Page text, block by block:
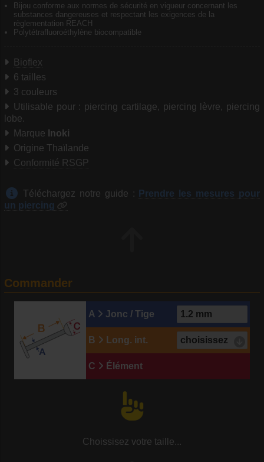
Bijou conforme aux normes de sécurité en vigueur concernant les
substances dangereuses et respectant les exigences de la
règlementation REACH
Polytétrafluoroéthylène biocompatible
Bioflex
6 tailles
3 couleurs
Utilisable pour : piercing cartilage, piercing lèvre, piercing
lobe.
Marque Inoki
Origine Thaïlande
Conformité RSGP
Téléchargez notre guide :
Prendre les mesures pour
un piercing
Commander
A Jonc / Tige
B Long. int.
C Élément
Choissisez votre taille...